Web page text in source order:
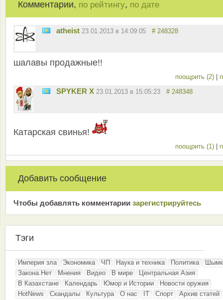
Комментарии, по рейтингу, по дате
atheist 23.01.2013 в 14:09:05 # 248328
шалавы продажные!!
поощрить (2)
SPYKER X 23.01.2013 в 15:05:23 # 248348
Катарская свинья!
поощрить (1)
Добавить сообщение
Чтобы добавлять комментарии зарeгиcтрирyйтeсь
Тэги
Империя зла Экономика ЧП Наука и техника Политика
Закона.Нет
Мнения Видео В мире
Центральная Азия
В Казахстане
Календарь Юмор и Истории
Новости оружия
HotNews
Скандалы Культура О нас IT Спорт
Архив статей